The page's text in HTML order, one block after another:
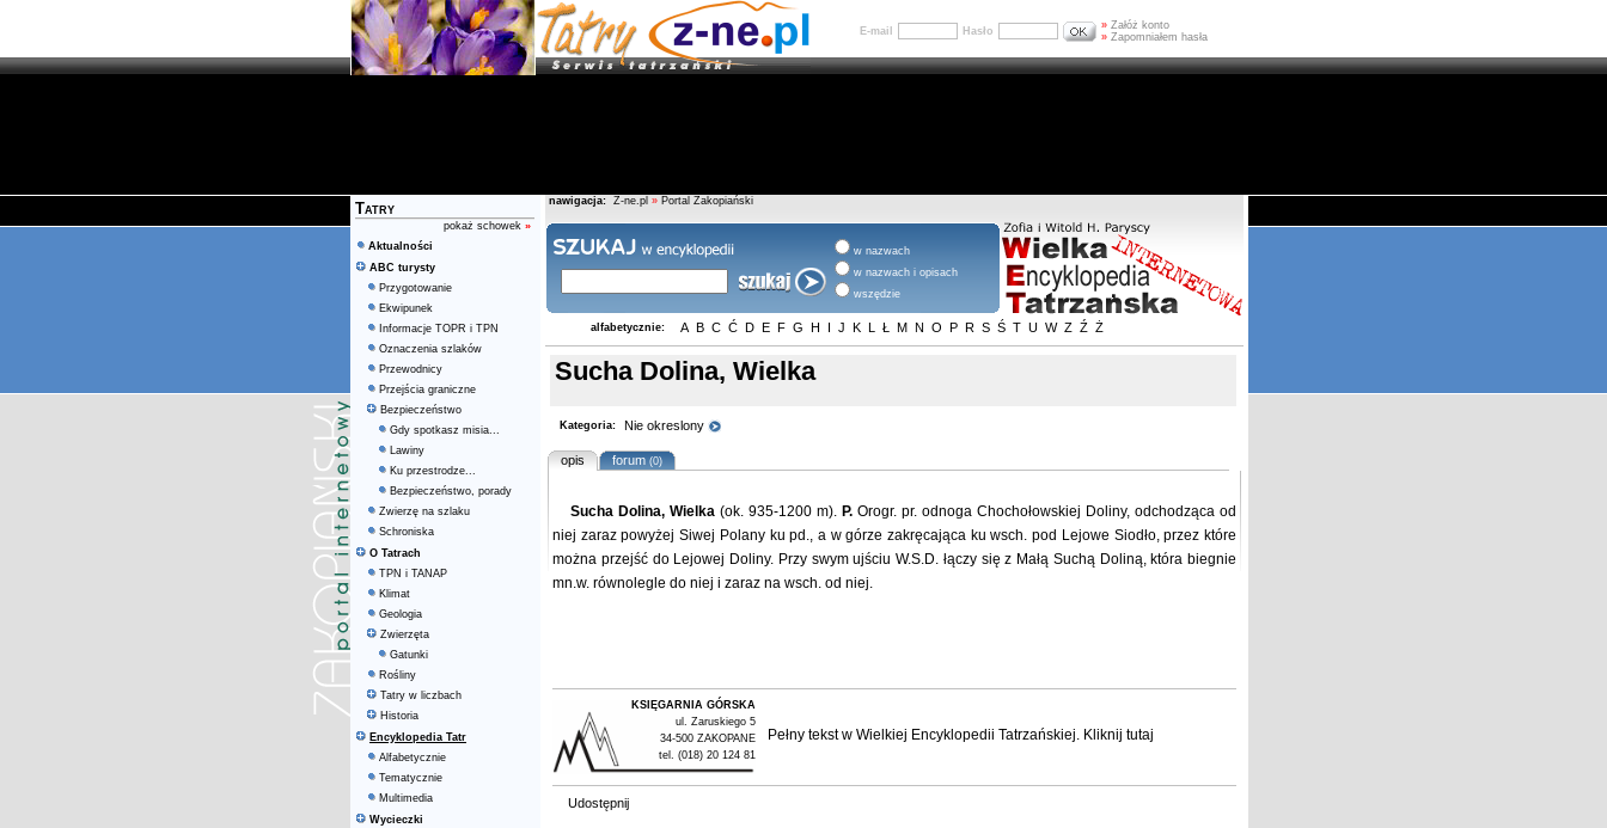
E-mail Hasło » Załóż konto
» Zapomniałem hasła
Tatry
pokaż schowek »
Aktualności
ABC turysty
Przygotowanie
Ekwipunek
Informacje TOPR i TPN
Oznaczenia szlaków
Przewodnicy
Przejścia graniczne
Bezpieczeństwo
Gdy spotkasz misia...
Lawiny
Ku przestrodze...
Bezpieczeństwo, porady
Zwierzę na szlaku
Schroniska
O Tatrach
TPN i TANAP
Klimat
Geologia
Zwierzęta
Gatunki
Rośliny
Tatry w liczbach
Historia
Encyklopedia Tatr
Alfabetycznie
Tematycznie
Multimedia
Wycieczki
nawigacja: Z-ne.pl » Portal Zakopiański
w nazwach
w nazwach i opisach
wszędzie
alfabetycznie: A B C Ć D E F G H I J K L Ł M N O P R S Ś T U W Z Ź Ż
Sucha Dolina, Wielka
Kategoria: Nie okreslony
opis forum(0)
Sucha Dolina, Wielka (ok. 935-1200 m). P. Orogr. pr. odnoga Chochołowskiej Doliny, odchodząca od
niej zaraz powyżej Siwej Polany ku pd., a w górze zakręcająca ku wsch. pod Lejowe Siodło, przez które
można przejść do Lejowej Doliny. Przy swym ujściu W.S.D. łączy się z Małą Suchą Doliną, która biegnie
mn.w. równolegle do niej i zaraz na wsch. od niej.
KSIĘGARNIA GÓRSKA
ul. Zaruskiego 5
34-500 ZAKOPANE
tel. (018) 20 124 81
Pełny tekst w Wielkiej Encyklopedii Tatrzańskiej. Kliknij tutaj
Udostępnij